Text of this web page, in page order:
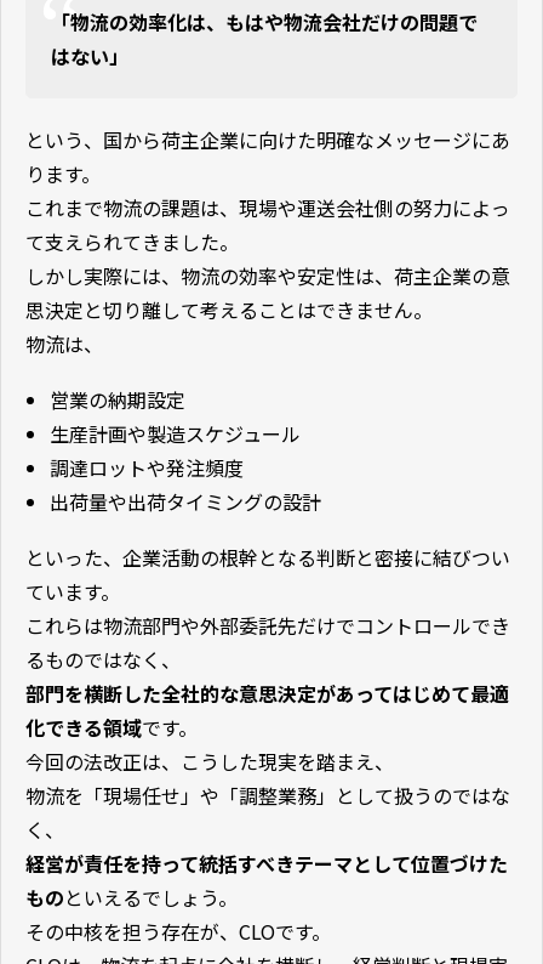
「物流の効率化は、もはや物流会社だけの問題で
はない」
という、国から荷主企業に向けた明確なメッセージにあ
ります。
これまで物流の課題は、現場や運送会社側の努力によっ
て支えられてきました。
しかし実際には、物流の効率や安定性は、荷主企業の意
思決定と切り離して考えることはできません。
物流は、
営業の納期設定
生産計画や製造スケジュール
調達ロットや発注頻度
出荷量や出荷タイミングの設計
といった、企業活動の根幹となる判断と密接に結びつい
ています。
これらは物流部門や外部委託先だけでコントロールでき
るものではなく、
部門を横断した全社的な意思決定があってはじめて最適
化できる領域です。
今回の法改正は、こうした現実を踏まえ、
物流を「現場任せ」や「調整業務」として扱うのではな
く、
経営が責任を持って統括すべきテーマとして位置づけた
ものといえるでしょう。
その中核を担う存在が、CLOです。